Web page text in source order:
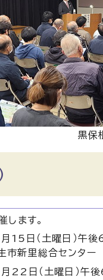
黒保
します。
月15日（土曜日）午
生市新里総合センタ
月22日（土曜日）午